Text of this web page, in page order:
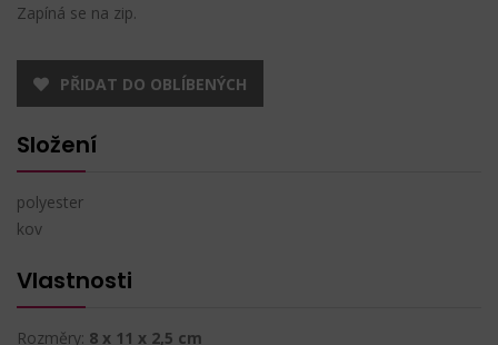
Zapíná se na zip.
PŘIDAT DO OBLÍBENÝCH
Složení
polyester
kov
Vlastnosti
Rozměry: 8 x 11 x 2,5 cm